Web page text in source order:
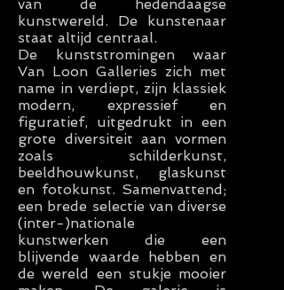
van de hedendaagse
kunstwereld. De kunstenaar
staat altijd centraal.
De kunststromingen waar
Van Loon Galleries zich met
name in verdiept, zijn klassiek
modern, expressief en
figuratief, uitgedrukt in een
grote diversiteit aan vormen
zoals schilderkunst,
beeldhouwkunst, glaskunst
en fotokunst. Samenvattend;
een brede selectie van diverse
(inter-)nationale
kunstwerken die een
blijvende waarde hebben en
de wereld een stukje mooier